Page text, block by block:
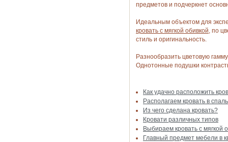
предметов и подчеркнет
Идеальным объектом для
кровать с мягкой обивкой, по
стиль и оригинальность.
Разнообразить цветовую
Однотонные подушки
Как удачно расположить
Располагаем кровать в
Из чего сделана кровать?
Кровати различных типов
Выбираем кровать с мягкой
Главный предмет мебели в